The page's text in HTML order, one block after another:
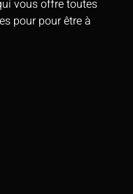
vous offre toutes
pour pour être à